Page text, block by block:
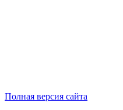
Полная версия сайта